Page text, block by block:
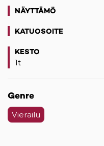
NÄYTTÄMÖ
KATUOSOITE
KESTO
1t
Genre
Vierailu